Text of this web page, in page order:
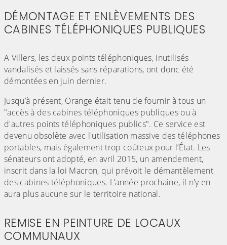
DÉMONTAGE ET ENLÈVEMENTS DES
CABINES TÉLÉPHONIQUES PUBLIQUES
A Villers, les deux points téléphoniques, inutilisés
vandalisés et laissés sans réparations, ont donc été
démontées en juin dernier.
Jusqu’à présent, Orange était tenu de fournir à tous un
"accès à des cabines téléphoniques publiques ou à
d'autres points téléphoniques publics". Ce service est
devenu obsolète avec l'utilisation massive des téléphones
portables, mais également trop coûteux pour l’État. Les
sénateurs ont adopté, en avril 2015, un amendement,
inscrit dans la loi Macron, qui prévoit le démantèlement
des cabines téléphoniques. L’année prochaine, il n'y en
aura plus aucune sur le territoire national.
REMISE EN PEINTURE DE LOCAUX
COMMUNAUX